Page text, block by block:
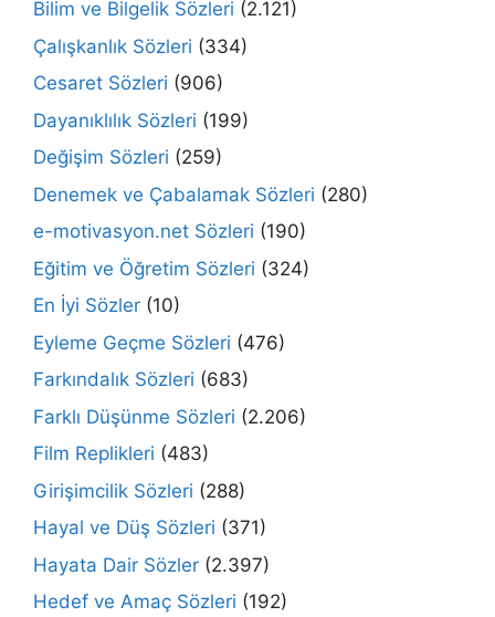
Bilim ve Bilgelik Sözleri (2.121)
Çalışkanlık Sözleri (334)
Cesaret Sözleri (906)
Dayanıklılık Sözleri (199)
Değişim Sözleri (259)
Denemek ve Çabalamak Sözleri (280)
e-motivasyon.net Sözleri (190)
Eğitim ve Öğretim Sözleri (324)
En İyi Sözler (10)
Eyleme Geçme Sözleri (476)
Farkındalık Sözleri (683)
Farklı Düşünme Sözleri (2.206)
Film Replikleri (483)
Girişimcilik Sözleri (288)
Hayal ve Düş Sözleri (371)
Hayata Dair Sözler (2.397)
Hedef ve Amaç Sözleri (192)